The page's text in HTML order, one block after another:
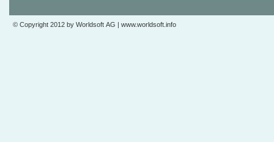
© Copyright 2012 by Worldsoft AG | www.worldsoft.info